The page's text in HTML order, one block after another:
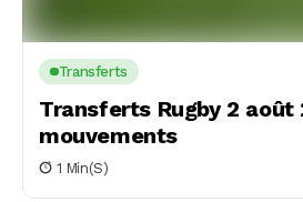
Transferts
Transferts Rugby 2 août
mouvements
1 Min(s)